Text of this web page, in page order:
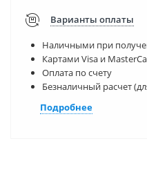
Варианты оплаты
Наличными при
Картами Visa и
Оплата по счету
Безналичный расчет
Подробнее